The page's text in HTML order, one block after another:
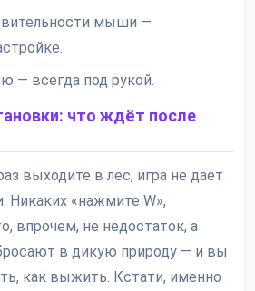
мыши —
— всегда под рукой.
что ждёт после
выходите в лес, игра не даёт
Никаких «нажмите W»,
впрочем, не недостаток, а
в дикую природу — и вы
как выжить. Кстати, именно